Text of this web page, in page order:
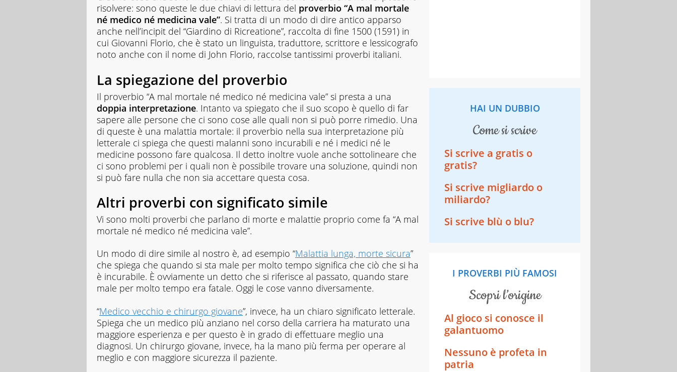
risolvere: sono queste le due chiavi di lettura del proverbio “A mal mortale
né medico né medicina vale”. Si tratta di un modo di dire antico apparso
anche nell’incipit del “Giardino di Ricreatione”, raccolta di fine 1500 (1591) in
cui Giovanni Florio, che è stato un linguista, traduttore, scrittore e lessicografo
noto anche con il nome di John Florio, raccolse tantissimi proverbi italiani.
La spiegazione del proverbio
Il proverbio “A mal mortale né medico né medicina vale” si presta a una
doppia interpretazione. Intanto va spiegato che il suo scopo è quello di far
sapere alle persone che ci sono cose alle quali non si può porre rimedio. Una
di queste è una malattia mortale: il proverbio nella sua interpretazione più
letterale ci spiega che questi malanni sono incurabili e né i medici né le
medicine possono fare qualcosa. Il detto inoltre vuole anche sottolineare che
ci sono problemi per i quali non è possibile trovare una soluzione, quindi non
si può fare nulla che non sia accettare questa cosa.
Altri proverbi con significato simile
Vi sono molti proverbi che parlano di morte e malattie proprio come fa “A mal
mortale né medico né medicina vale”.
Un modo di dire simile al nostro è, ad esempio “Malattia lunga, morte sicura”
che spiega che quando si sta male per molto tempo significa che ciò che si ha
è incurabile. È ovviamente un detto che si riferisce al passato, quando stare
male per molto tempo era fatale. Oggi le cose vanno diversamente.
“Medico vecchio e chirurgo giovane”, invece, ha un chiaro significato letterale.
Spiega che un medico più anziano nel corso della carriera ha maturato una
maggiore esperienza e per questo è in grado di effettuare meglio una
diagnosi. Un chirurgo giovane, invece, ha la mano più ferma per operare al
meglio e con maggiore sicurezza il paziente.
HAI UN DUBBIO
come si scrive
Si scrive a gratis o
gratis?
Si scrive migliardo o
miliardo?
Si scrive blù o blu?
I PROVERBI PIÙ FAMOSI
scopri l’origine
Al gioco si conosce il
galantuomo
Nessuno è profeta in
patria